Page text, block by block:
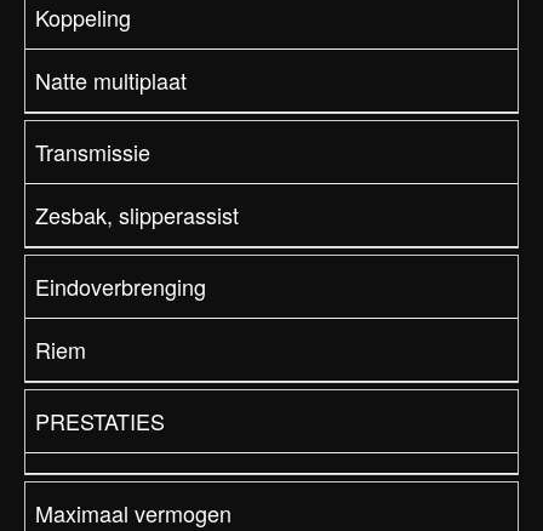
Koppeling
Natte multiplaat
Transmissie
Zesbak, slipperassist
Eindoverbrenging
Riem
PRESTATIES
Maximaal vermogen